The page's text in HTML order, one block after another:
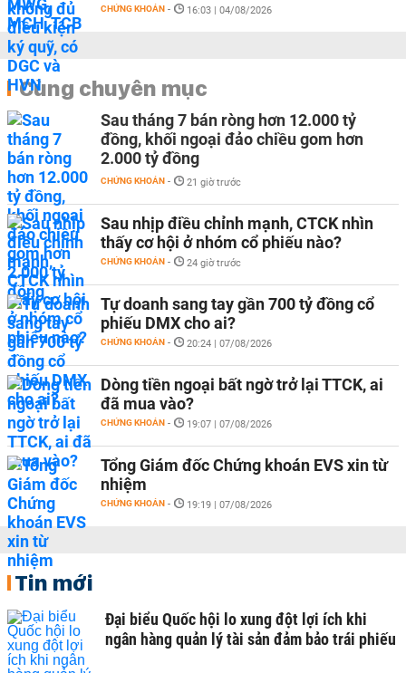
CHỨNG KHOÁN - 16:03 | 04/08/2026
Cùng chuyên mục
Sau tháng 7 bán ròng hơn 12.000 tỷ
đồng, khối ngoại đảo chiều gom hơn
2.000 tỷ đồng
CHỨNG KHOÁN - 21 giờ trước
Sau nhịp điều chỉnh mạnh, CTCK nhìn
thấy cơ hội ở nhóm cổ phiếu nào?
CHỨNG KHOÁN - 24 giờ trước
Tự doanh sang tay gần 700 tỷ đồng cổ
phiếu DMX cho ai?
CHỨNG KHOÁN - 20:24 | 07/08/2026
Dòng tiền ngoại bất ngờ trở lại TTCK, ai
đã mua vào?
CHỨNG KHOÁN - 19:07 | 07/08/2026
Tổng Giám đốc Chứng khoán EVS xin từ
nhiệm
CHỨNG KHOÁN - 19:19 | 07/08/2026
Tin mới
Đại biểu Quốc hội lo xung đột lợi ích khi
ngân hàng quản lý tài sản đảm bảo trái phiếu